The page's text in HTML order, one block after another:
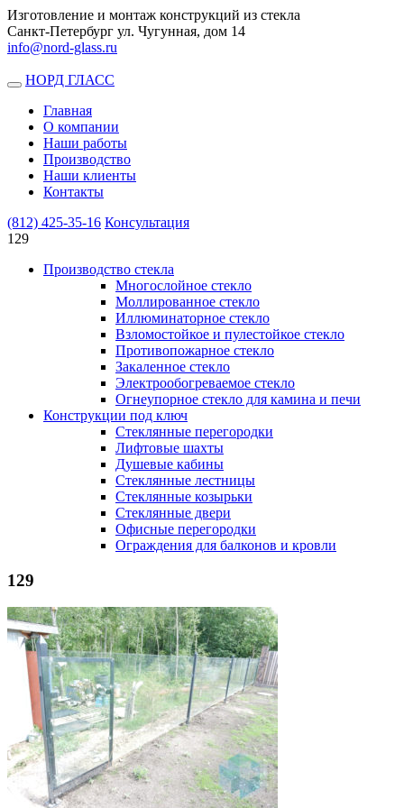
Изготовление и монтаж конструкций из стекла
Санкт-Петербург ул. Чугунная, дом 14
info@nord-glass.ru
Toggle
navigation
НОРД ГЛАСС
Главная
О компании
Наши работы
Производство
Наши клиенты
Контакты
(812) 425-35-16 Консультация
129
Производство стекла
Многослойное стекло
Моллированное стекло
Иллюминаторное стекло
Взломостойкое и пулестойкое стекло
Противопожарное стекло
Закаленное стекло
Электрообогреваемое стекло
Огнеупорное стекло для камина и печи
Конструкции под ключ
Стеклянные перегородки
Лифтовые шахты
Душевые кабины
Cтеклянные лестницы
Cтеклянные козырьки
Cтеклянные двери
Офисные перегородки
Ограждения для балконов и кровли
129